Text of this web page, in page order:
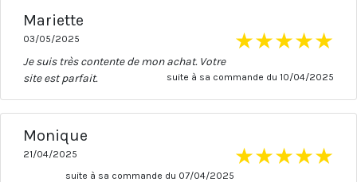
Mariette
03/05/2025 ★★★★★
Je suis très contente de mon achat. Votre
site est parfait.
suite à sa commande du 10/04/2025
Monique
21/04/2025 ★★★★★
suite à sa commande du 07/04/2025